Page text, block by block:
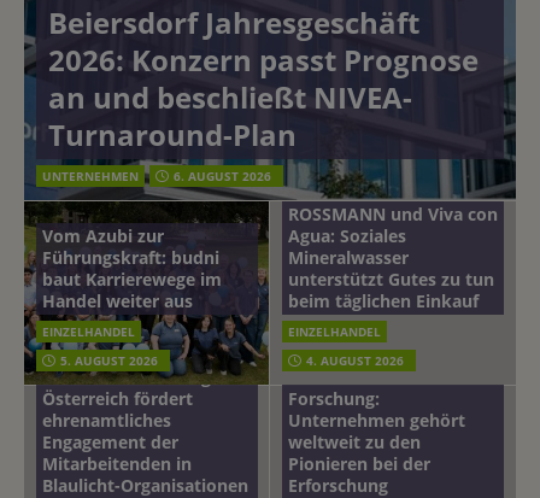
Beiersdorf Jahresgeschäft
2026: Konzern passt Prognose
an und beschließt NIVEA-
Turnaround-Plan
UNTERNEHMEN 6. AUGUST 2026
Vom Azubi zur
Führungskraft: budni
baut Karrierewege im
Handel weiter aus
EINZELHANDEL
5. AUGUST 2026
ROSSMANN und Viva con
Agua: Soziales
Mineralwasser
unterstützt Gutes zu tun
beim täglichen Einkauf
EINZELHANDEL
4. AUGUST 2026
mehr vom leben tag: dm
Österreich fördert
ehrenamtliches
Engagement der
Mitarbeitenden in
Blaulicht-Organisationen
Beiersdorf
Hautmikrobiom-
Forschung:
Unternehmen gehört
weltweit zu den
Pionieren bei der
Erforschung